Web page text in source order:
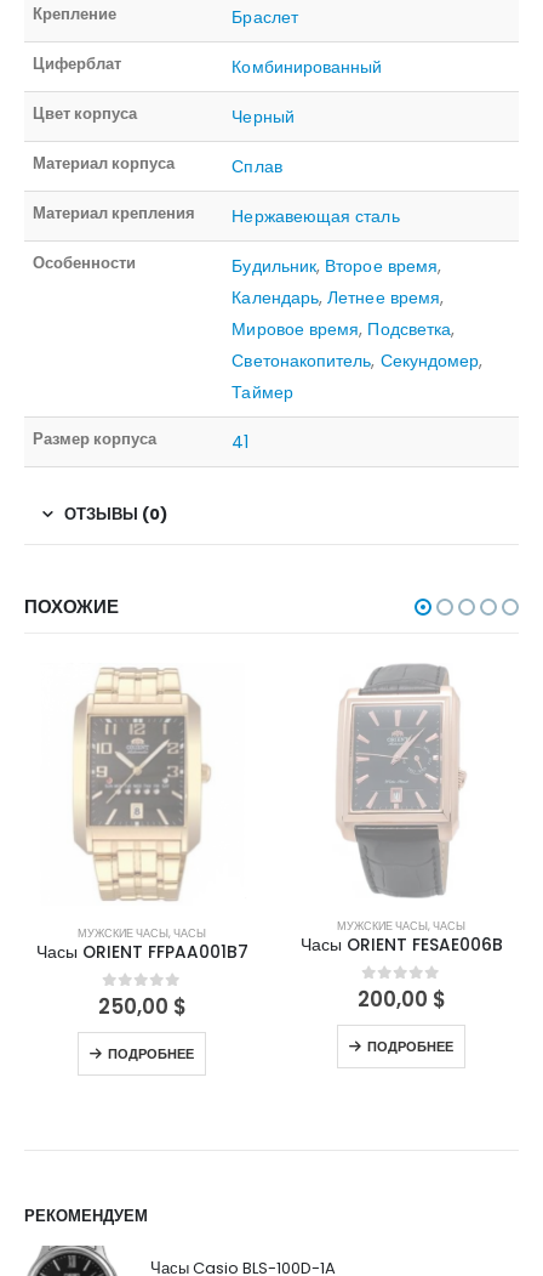
Крепление Браслет
Циферблат Комбинированный
Цвет корпуса Черный
Материал корпуса Сплав
Материал крепления Нержавеющая сталь
Особенности Будильник, Второе время,
Календарь,Летнее время,
Мировое время, Подсветка,
Светонакопитель, Секундомер,
Таймер
Размер корпуса 41
ОТЗЫВЫ (0)
ПОХОЖИЕ
НЕТ В НАЛИЧИИ
МУЖСКИЕ ЧАСЫ,ЧАСЫ
Часы ORIENT FFPAA001B7
0out of 5
250,00 $
ПОДРОБНЕЕ
НЕТ В НАЛИЧИИ
МУЖСКИЕ ЧАСЫ,ЧАСЫ
Часы ORIENT FESAE006B
0out of 5
200,00 $
ПОДРОБНЕЕ
РЕКОМЕНДУЕМ
Часы Casio BLS-100D-1A